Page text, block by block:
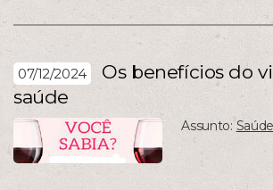
07/12/2024
Os benefícios do
saúde
Assunto:Saúde